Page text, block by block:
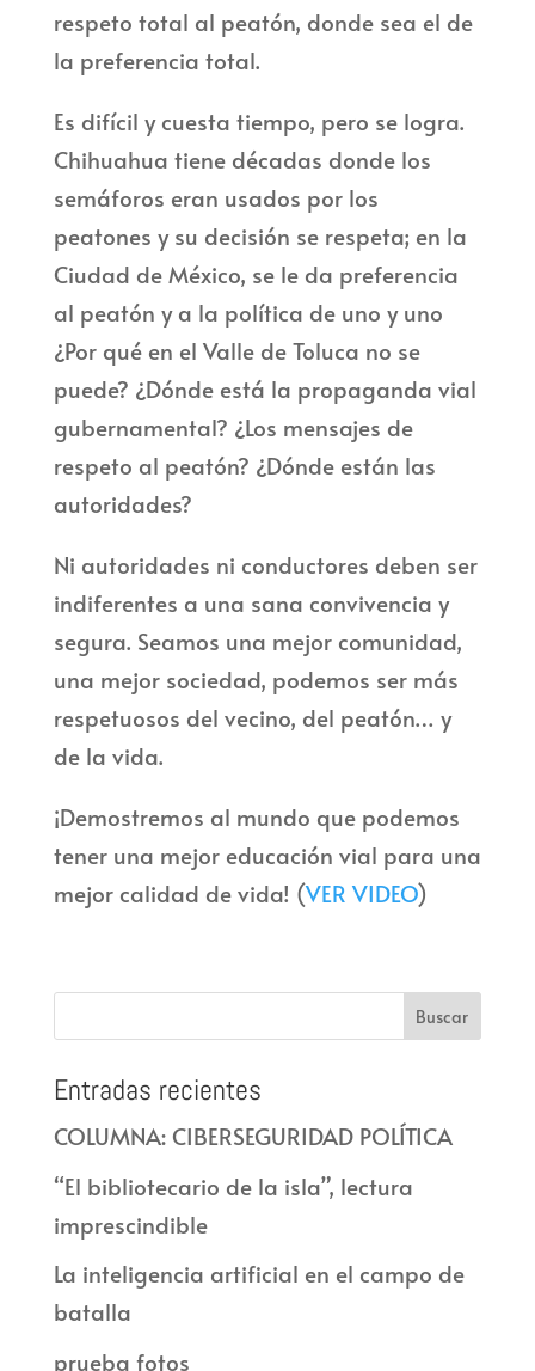
respeto total al peatón, donde sea el de
la preferencia total.
Es difícil y cuesta tiempo, pero se logra.
Chihuahua tiene décadas donde los
semáforos eran usados por los
peatones y su decisión se respeta; en la
Ciudad de México, se le da preferencia
al peatón y a la política de uno y uno
¿Por qué en el Valle de Toluca no se
puede? ¿Dónde está la propaganda vial
gubernamental? ¿Los mensajes de
respeto al peatón? ¿Dónde están las
autoridades?
Ni autoridades ni conductores deben ser
indiferentes a una sana convivencia y
segura. Seamos una mejor comunidad,
una mejor sociedad, podemos ser más
respetuosos del vecino, del peatón… y
de la vida.
¡Demostremos al mundo que podemos
tener una mejor educación vial para una
mejor calidad de vida! (VER VIDEO)
Entradas recientes
COLUMNA: CIBERSEGURIDAD POLÍTICA
“El bibliotecario de la isla”, lectura
imprescindible
La inteligencia artificial en el campo de
batalla
prueba fotos